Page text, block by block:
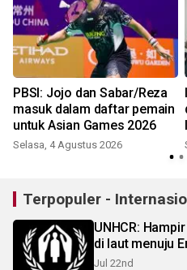
PBSI: Jojo dan Sabar/Reza
masuk dalam daftar pemain
untuk Asian Games 2026
Selasa, 4 Agustus 2026
Terpopuler -
UNHCR:
di laut menuju
Jul 22nd